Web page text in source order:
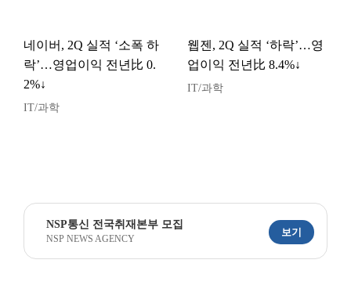
네이버, 2Q 실적 ‘소폭 하
락’…영업이익 전년比 0.
2%↓
IT/과학
웹젠, 2Q 실적 ‘하락’…영
업이익 전년比 8.4%↓
IT/과학
NSP통신 전국취재본부 모집
NSP NEWS AGENCY
보기